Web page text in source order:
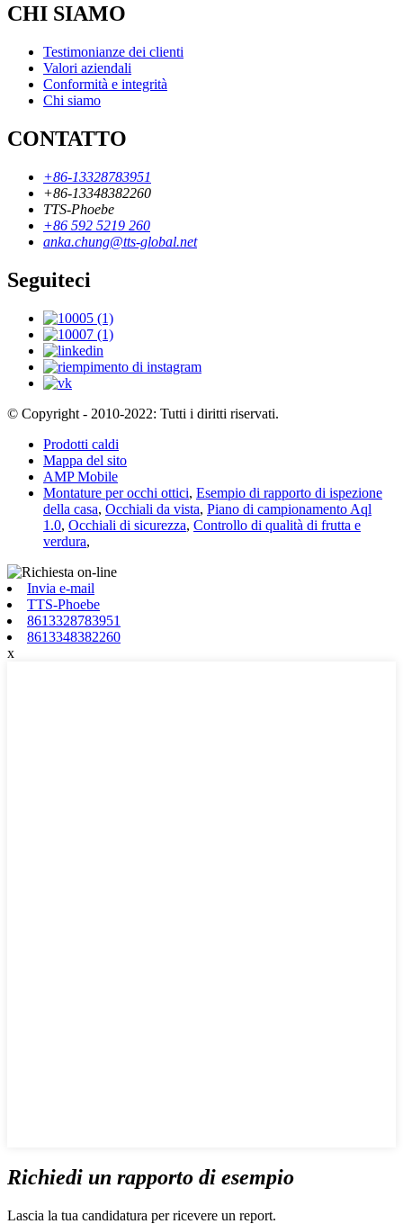
CHI SIAMO
Testimonianze dei clienti
Valori aziendali
Conformità e integrità
Chi siamo
CONTATTO
+86-13328783951
+86-13348382260
TTS-Phoebe
+86 592 5219 260
anka.chung@tts-global.net
Seguiteci
© Copyright - 2010-2022: Tutti i diritti riservati.
Prodotti caldi
Mappa del sito
AMP Mobile
Montature per occhi ottici, Esempio di rapporto di ispezione
della casa, Occhiali da vista, Piano di campionamento Aql
1.0, Occhiali di sicurezza, Controllo di qualità di frutta e
verdura,
Invia e-mail
TTS-Phoebe
8613328783951
8613348382260
x
Richiedi un rapporto di esempio
Lascia la tua candidatura per ricevere un report.